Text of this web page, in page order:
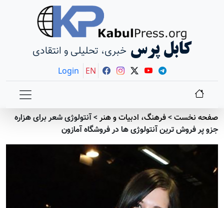
کابل پرس خبری، تحلیلی و انتقادی
Login EN
صفحه نخست>فرهنگ، ادبیات و هنر>آنتولوژی شعر برای هزاره
جزو پر فروش ترین آنتولوژی ها در فروشگاه آمازون